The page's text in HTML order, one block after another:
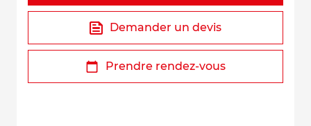
Demander un devis
Prendre rendez-vous